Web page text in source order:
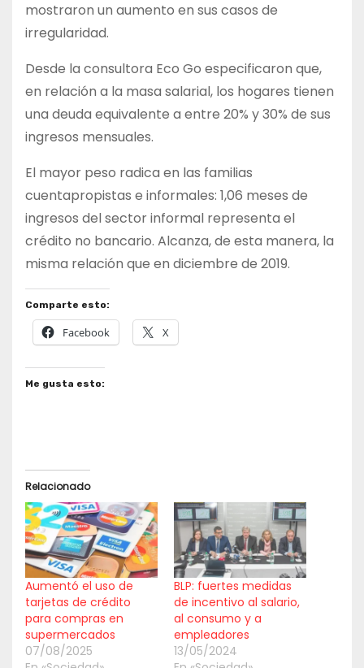
mostraron un aumento en sus casos de
irregularidad.
Desde la consultora Eco Go especificaron que,
en relación a la masa salarial, los hogares tienen
una deuda equivalente a entre 20% y 30% de sus
ingresos mensuales.
El mayor peso radica en las familias
cuentapropistas e informales: 1,06 meses de
ingresos del sector informal representa el
crédito no bancario. Alcanza, de esta manera, la
misma relación que en diciembre de 2019.
Comparte esto:
Facebook X
Me gusta esto:
Relacionado
Aumentó el uso de
tarjetas de crédito
para compras en
supermercados
07/08/2025
BLP: fuertes medidas
de incentivo al salario,
al consumo y a
empleadores
13/05/2024